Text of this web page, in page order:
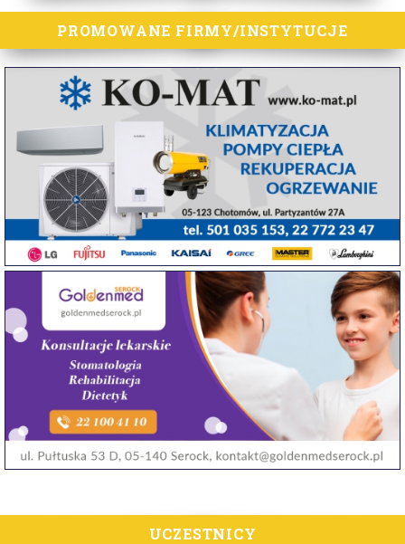
PROMOWANE FIRMY/INSTYTUCJE
UCZESTNICY